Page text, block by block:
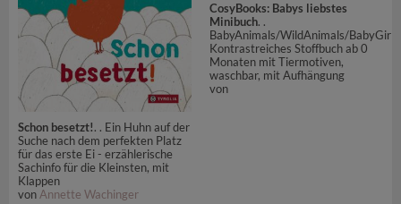
Schon besetzt!. . Ein Huhn auf der
Suche nach dem perfekten Platz
für das erste Ei - erzählerische
Sachinfo für die Kleinsten, mit
Klappen
vonAnnette Wachinger
CosyBooks: Babys liebstes
Minibuch. .
BabyAnimals/WildAnimals/BabyGirl/
Kontrastreiches Stoffbuch ab 0
Monaten mit Tiermotiven,
waschbar, mit Aufhängung
von